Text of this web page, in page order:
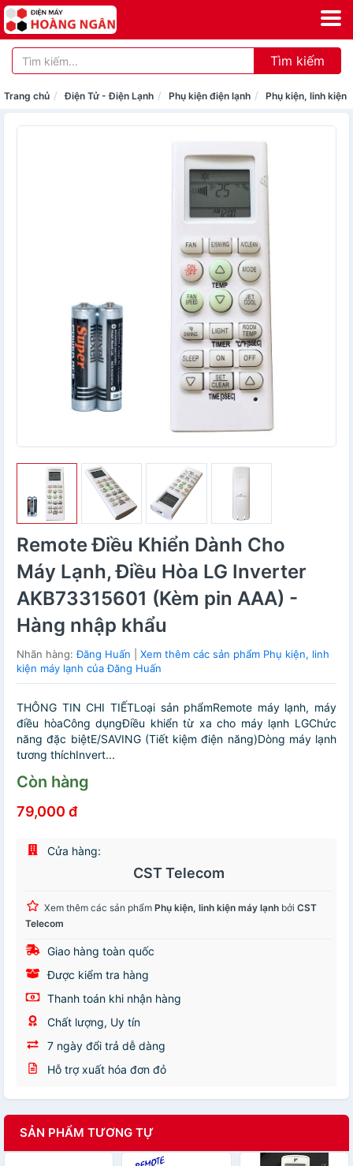
Tìm kiếm
Trang chủ Điện Tử - Điện Lạnh Phụ kiện điện lạnh Phụ kiện, linh kiện
Remote Điều Khiển Dành Cho
Máy Lạnh, Điều Hòa LG Inverter
AKB73315601 (Kèm pin AAA) -
Hàng nhập khẩu
Nhãn hàng:Đăng Huấn
Xem thêm các sản phẩm Phụ kiện, linh
kiện máy lạnh của Đăng Huấn
THÔNG TIN CHI TIẾTLoại sản phẩmRemote máy lạnh, máy
điều hòaCông dụngĐiều khiển từ xa cho máy lạnh LGChức
năng đặc biệtE/SAVING (Tiết kiệm điện năng)Dòng máy lạnh
tương thíchInvert...
Còn hàng
79,000 đ
Cửa hàng:
CST Telecom
Xem thêm các sản phẩm Phụ kiện, linh kiện máy lạnh bởi CST
Telecom
Giao hàng toàn quốc
Được kiểm tra hàng
Thanh toán khi nhận hàng
Chất lượng, Uy tín
7 ngày đổi trả dễ dàng
Hỗ trợ xuất hóa đơn đỏ
SẢN PHẨM TƯƠNG TỰ